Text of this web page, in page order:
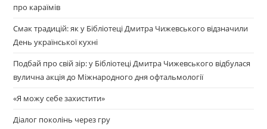
про караїмів
Смак традицій: як у Бібліотеці Дмитра Чижевського відзначили
День української кухні
Подбай про свій зір: у Бібліотеці Дмитра Чижевського відбулася
вулична акція до Міжнародного дня офтальмології
«Я можу себе захистити»
Діалог поколінь через гру